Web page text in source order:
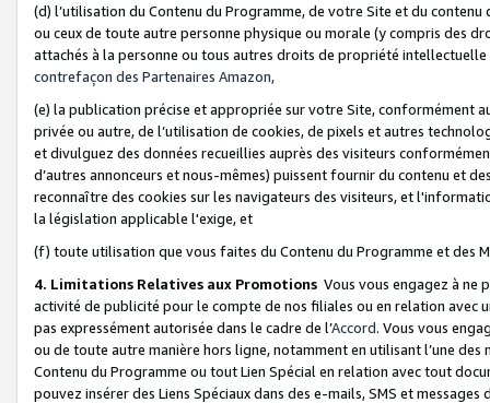
(d) l’utilisation du Contenu du Programme, de votre Site et du
ou ceux de toute autre personne physique ou morale (y compris des
attachés à la personne ou tous autres droits de propriété
contrefaçon des Partenaires Amazon,
(e) la publication précise et appropriée sur votre Site, conformément
privée ou autre, de l’utilisation de cookies, de pixels et autres
et divulguez des données recueillies auprès des visiteurs
d’autres annonceurs et nous-mêmes) puissent fournir du contenu et
reconnaître des cookies sur les navigateurs des visiteurs, et
la législation applicable l'exige, et
(f) toute utilisation que vous faites du Contenu du Programme et des
4. Limitations Relatives aux Promotions Vous vous engagez à ne
activité de publicité pour le compte de nos filiales ou en relation avec
pas expressément autorisée dans le cadre de l’Accord. Vous vous
ou de toute autre manière hors ligne, notamment en utilisant l’une
Contenu du Programme ou tout Lien Spécial en relation avec tout
pouvez insérer des Liens Spéciaux dans des e-mails, SMS et